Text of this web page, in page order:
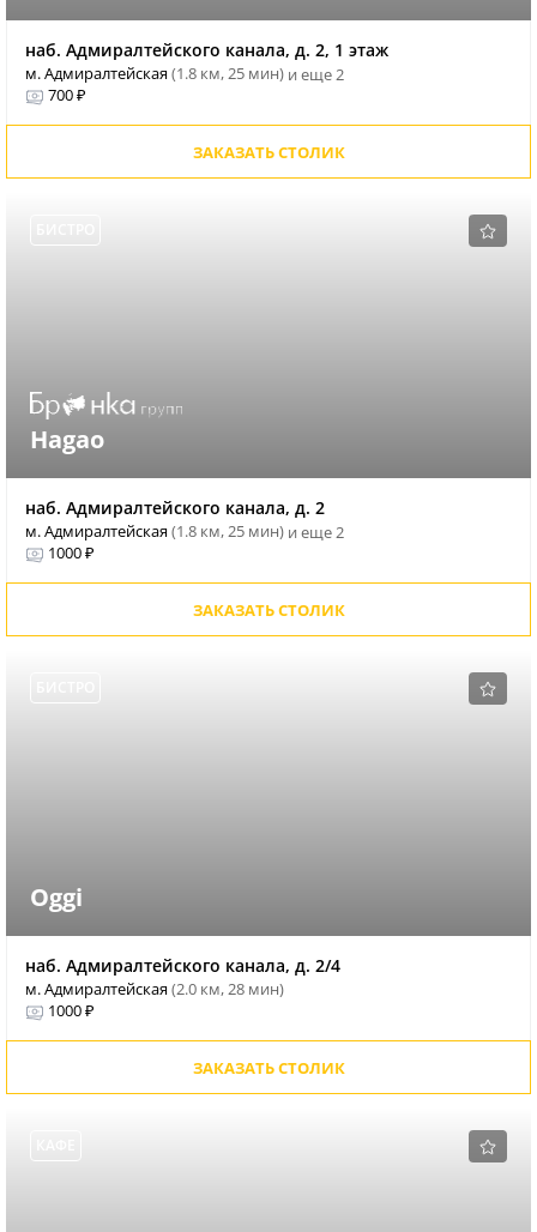
наб. Адмиралтейского канала, д. 2, 1 этаж
м. Адмиралтейская(1.8 км, 25 мин) и еще 2
700 ₽
ЗАКАЗАТЬ СТОЛИК
Hagao
наб. Адмиралтейского канала, д. 2
м. Адмиралтейская(1.8 км, 25 мин) и еще 2
1000 ₽
ЗАКАЗАТЬ СТОЛИК
Oggi
наб. Адмиралтейского канала, д. 2/4
м. Адмиралтейская(2.0 км, 28 мин)
1000 ₽
ЗАКАЗАТЬ СТОЛИК